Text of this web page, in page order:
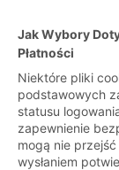
Jak Wybory
Płatności
Niektóre pliki
podstawowych
statusu
zapewnienie
mogą nie
wysłaniem